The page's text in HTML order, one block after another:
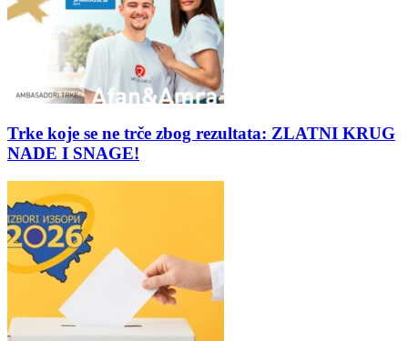
Trke koje se ne trče zbog rezultata: ZLATNI KRUG
NADE I SNAGE!